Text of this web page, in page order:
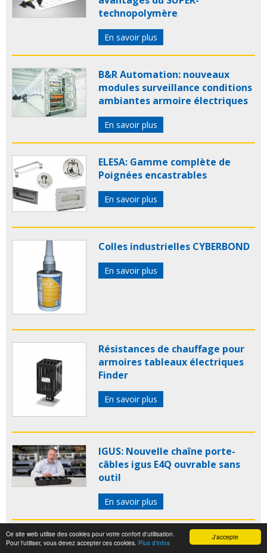
J'accepte
Ce site web utilise des cookies pour votre confort d'utilisation.
Pour l'utiliser, vous devez accepter ces cookies. Plus d'infos
technopolymère
En savoir plus
B&R Automation: nouveaux
modules surveillance conditions
ambiantes armoire électriques
En savoir plus
ELESA: Gamme complète de
Poignées encastrables
En savoir plus
Colles industrielles CYBERBOND
En savoir plus
Résistances de chauffage pour
armoires tableaux électriques
Finder
En savoir plus
IGUS: Nouvelle chaîne porte-
câbles igus E4Q ouvrable sans
outil
En savoir plus
Plaques de glissement